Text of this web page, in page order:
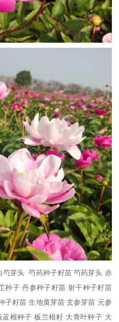
芍芽头 芍药种子籽苗 芍药芽头 赤
种子 丹参种子籽苗 射干种子籽苗
子籽苗 生地黄芽苗 玄参芽苗 元参
根种子 板兰根籽 大青叶种子 大